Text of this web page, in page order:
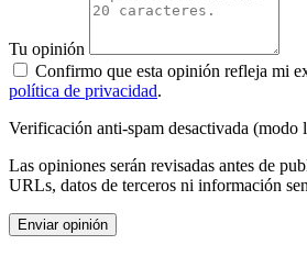
Tu opinión
Confirmo que esta opinión refleja mi
política de privacidad.
Verificación anti-spam desactivada (modo
Las opiniones serán revisadas antes de
URLs, datos de terceros ni información
Enviar opinión